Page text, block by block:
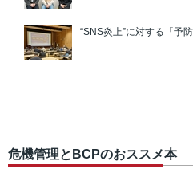
“SNS炎上”に対する「予
危機管理とBCPのおススメ本